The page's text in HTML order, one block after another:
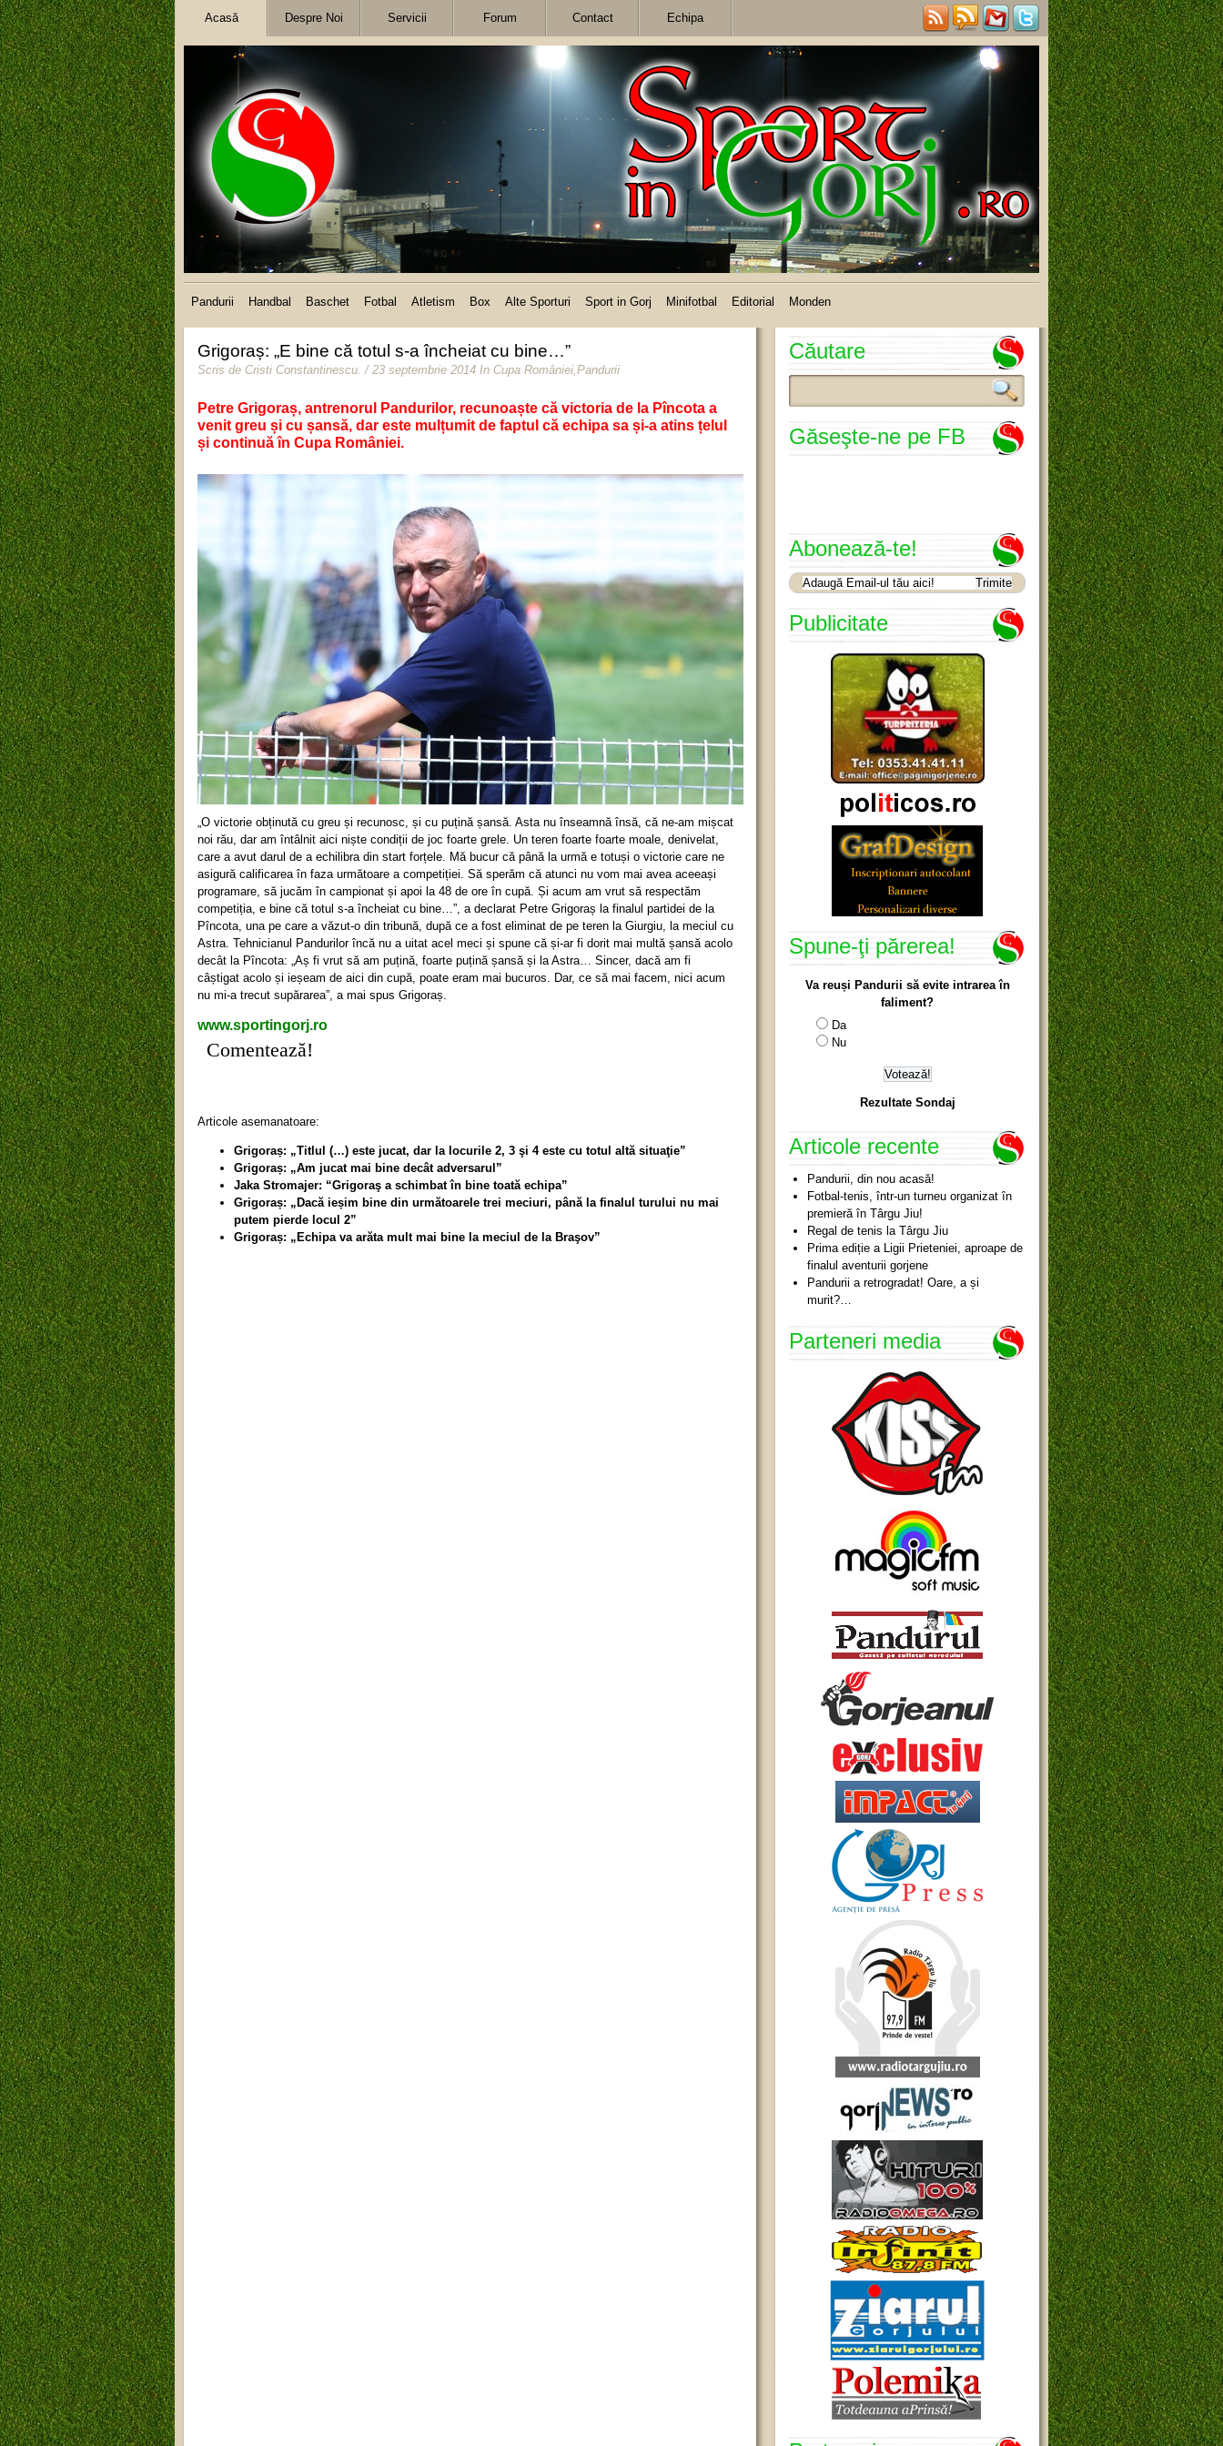
Acasă Despre Noi Servicii Forum Contact Echipa
Pandurii Handbal Baschet Fotbal Atletism Box Alte Sporturi Sport in Gorj Minifotbal Editorial Monden
Grigoraș: „E bine că totul s-a încheiat cu bine…”
Scris de Cristi Constantinescu. / 23 septembrie 2014 In Cupa României,Pandurii
Petre Grigoraș, antrenorul Pandurilor, recunoaște că victoria de la Pîncota a
venit greu și cu șansă, dar este mulțumit de faptul că echipa sa și-a atins țelul
și continuă în Cupa României.
„O victorie obținută cu greu și recunosc, și cu puțină șansă. Asta nu înseamnă însă, că ne-am mișcat
noi rău, dar am întâlnit aici niște condiții de joc foarte grele. Un teren foarte foarte moale, denivelat,
care a avut darul de a echilibra din start forțele. Mă bucur că până la urmă e totuși o victorie care ne
asigură calificarea în faza următoare a competiției. Să sperăm că atunci nu vom mai avea aceeași
programare, să jucăm în campionat și apoi la 48 de ore în cupă. Și acum am vrut să respectăm
competiția, e bine că totul s-a încheiat cu bine…”, a declarat Petre Grigoraș la finalul partidei de la
Pîncota, una pe care a văzut-o din tribună, după ce a fost eliminat de pe teren la Giurgiu, la meciul cu
Astra. Tehnicianul Pandurilor încă nu a uitat acel meci și spune că și-ar fi dorit mai multă șansă acolo
decât la Pîncota: „Aș fi vrut să am puțină, foarte puțină șansă și la Astra… Sincer, dacă am fi
câștigat acolo și ieșeam de aici din cupă, poate eram mai bucuros. Dar, ce să mai facem, nici acum
nu mi-a trecut supărarea”, a mai spus Grigoraș.
www.sportingorj.ro
Comentează!
Articole asemanatoare:
Grigoraș: „Titlul (…) este jucat, dar la locurile 2, 3 şi 4 este cu totul altă situaţie”
Grigoraș: „Am jucat mai bine decât adversarul”
Jaka Stromajer: “Grigoraş a schimbat în bine toată echipa”
Grigoraș: „Dacă ieșim bine din următoarele trei meciuri, până la finalul turului nu mai
putem pierde locul 2”
Grigoraș: „Echipa va arăta mult mai bine la meciul de la Braşov”
Căutare
Găseşte-ne pe FB
Abonează-te!
Publicitate
Spune-ţi părerea!
Va reuși Pandurii să evite intrarea în
faliment?
Da
Nu
Rezultate Sondaj
Articole recente
Pandurii, din nou acasă!
Fotbal-tenis, într-un turneu organizat în
premieră în Târgu Jiu!
Regal de tenis la Târgu Jiu
Prima ediție a Ligii Prieteniei, aproape de
finalul aventurii gorjene
Pandurii a retrogradat! Oare, a și
murit?…
Parteneri media